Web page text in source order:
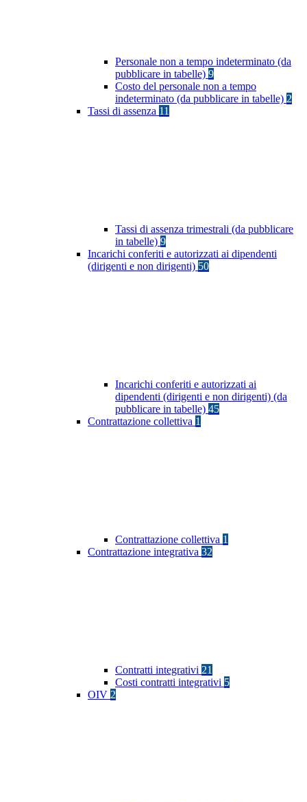
Personale non a tempo indeterminato (da
pubblicare in tabelle) 9
Costo del personale non a tempo
indeterminato (da pubblicare in tabelle) 2
Tassi di assenza 11
Tassi di assenza trimestrali (da pubblicare
in tabelle) 9
Incarichi conferiti e autorizzati ai dipendenti
(dirigenti e non dirigenti) 50
Incarichi conferiti e autorizzati ai
dipendenti (dirigenti e non dirigenti) (da
pubblicare in tabelle) 45
Contrattazione collettiva 1
Contrattazione collettiva 1
Contrattazione integrativa 32
Contratti integrativi 21
Costi contratti integrativi 5
OIV 2